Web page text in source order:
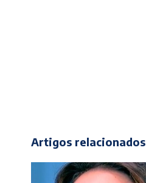
Artigos relacionados